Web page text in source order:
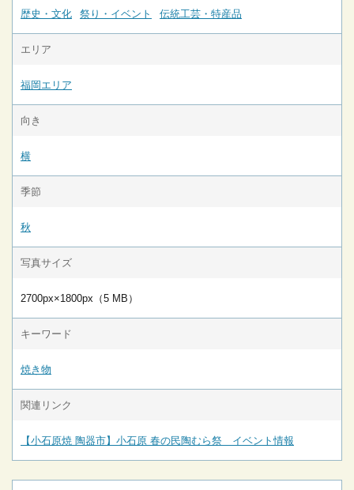
歴史・文化 祭り・イベント 伝統工芸・特産品
エリア
福岡エリア
向き
横
季節
秋
写真サイズ
2700px×1800px（5 MB）
キーワード
焼き物
関連リンク
【小石原焼 陶器市】小石原 春の民陶むら祭 イベント情報